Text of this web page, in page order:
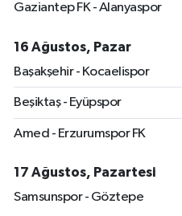
Gaziantep FK - Alanyaspor
16 Ağustos, Pazar
Başakşehir - Kocaelispor
Beşiktaş - Eyüpspor
Amed - Erzurumspor FK
17 Ağustos, Pazartesi
Samsunspor - Göztepe